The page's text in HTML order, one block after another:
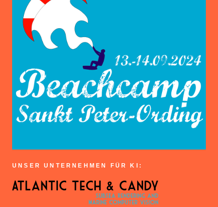
UNSER UNTERNEHMEN FÜR KI: